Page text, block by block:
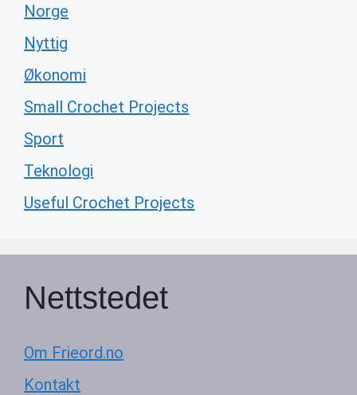
Norge
Nyttig
Økonomi
Small Crochet Projects
Sport
Teknologi
Useful Crochet Projects
Nettstedet
Om Frieord.no
Kontakt